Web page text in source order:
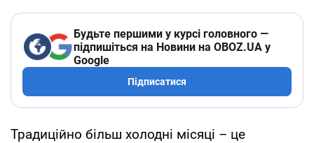
Будьте першими у курсі головного —
підпишіться на Новини на OBOZ.UA у
Google
Підписатися
Традиційно більш холодні місяці – це